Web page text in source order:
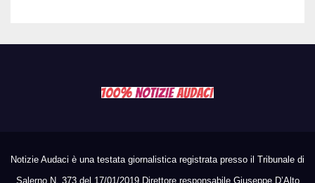
Notizie Audaci è una testata giornalistica registrata presso il Tribunale di
Salerno N. 373 del 17/01/2019 Direttore responsabile Giuseppe D’Alto